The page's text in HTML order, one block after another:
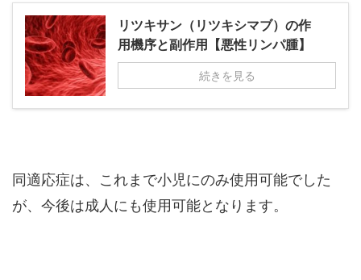
リツキサン（リツキシマブ）の作
用機序と副作用【悪性リンパ腫】
続きを見る
同適応症は、これまで小児にのみ使用可能でした
が、今後は成人にも使用可能となります。